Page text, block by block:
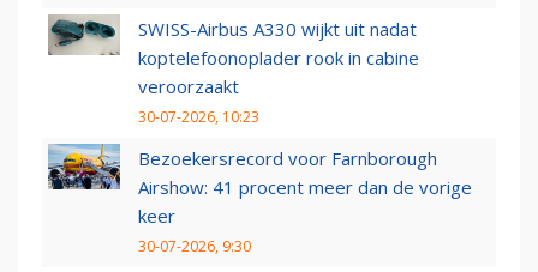
SWISS-Airbus A330 wijkt uit nadat
koptelefoonoplader rook in cabine
veroorzaakt
30-07-2026, 10:23
Bezoekersrecord voor Farnborough
Airshow: 41 procent meer dan de vorige
keer
30-07-2026, 9:30